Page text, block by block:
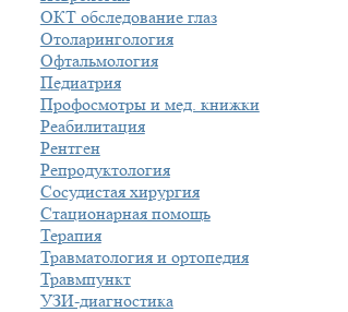
ОКТ обследование глаз
Отоларингология
Офтальмология
Педиатрия
Профосмотры и мед. книжки
Реабилитация
Рентген
Репродуктология
Сосудистая хирургия
Стационарная помощь
Терапия
Травматология и ортопедия
Травмпункт
УЗИ-диагностика